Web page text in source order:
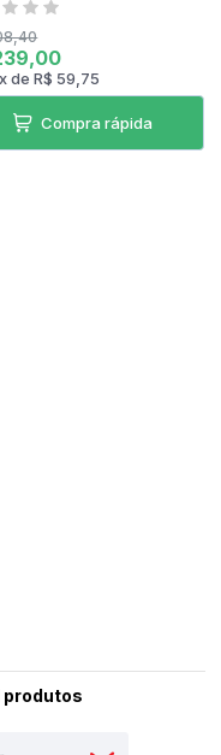
xdeR$ 59,75
Compra rápida
produtos